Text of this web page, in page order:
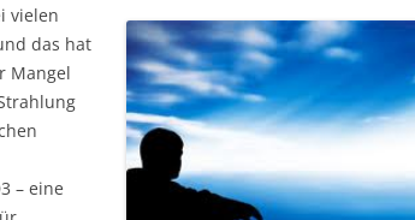
vielen
das hat
Mangel
– eine